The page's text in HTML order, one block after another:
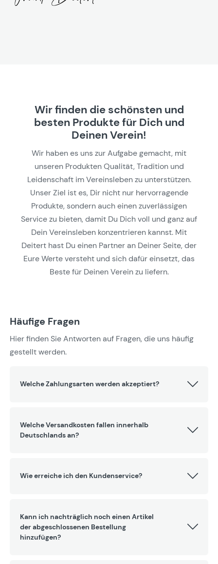
Wir finden die schönsten und
besten Produkte für Dich und
Deinen Verein!
Wir haben es uns zur Aufgabe gemacht, mit
unseren Produkten Qualität, Tradition und
Leidenschaft im Vereinsleben zu unterstützen.
Unser Ziel ist es, Dir nicht nur hervorragende
Produkte, sondern auch einen zuverlässigen
Service zu bieten, damit Du Dich voll und ganz auf
Dein Vereinsleben konzentrieren kannst. Mit
Deitert hast Du einen Partner an Deiner Seite, der
Eure Werte versteht und sich dafür einsetzt, das
Beste für Deinen Verein zu liefern.
Häufige Fragen
Hier finden Sie Antworten auf Fragen, die uns häufig
gestellt werden.
Welche Zahlungsarten werden akzeptiert?
Welche Versandkosten fallen innerhalb
Deutschlands an?
Wie erreiche ich den Kundenservice?
Kann ich nachträglich noch einen Artikel
der abgeschlossenen Bestellung
hinzufügen?